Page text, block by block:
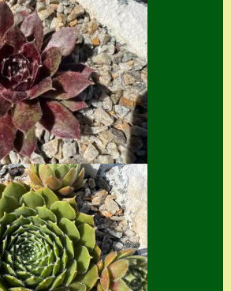
Kontakt
Mein Konto
Naturformen
S. x nixonii
Semps die ich
suche
Semps von A – Z
Shop
Suche
Sue Thomas